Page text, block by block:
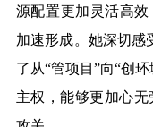
源配置更加灵活高
加速形成。她深切感
了从“管项目”向“创
主权，能够更加心